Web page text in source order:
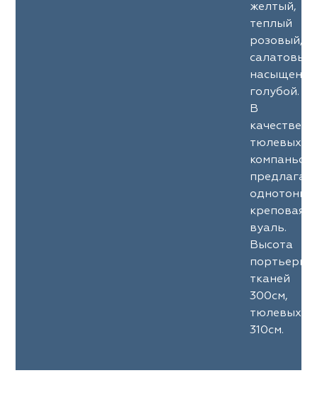
желтый,
теплый
розовый,
салатовый,
голубой.
В
качестве
тюлевых
креповая
вуаль.
Высота
тканей
300см,
тюлевых
310см.